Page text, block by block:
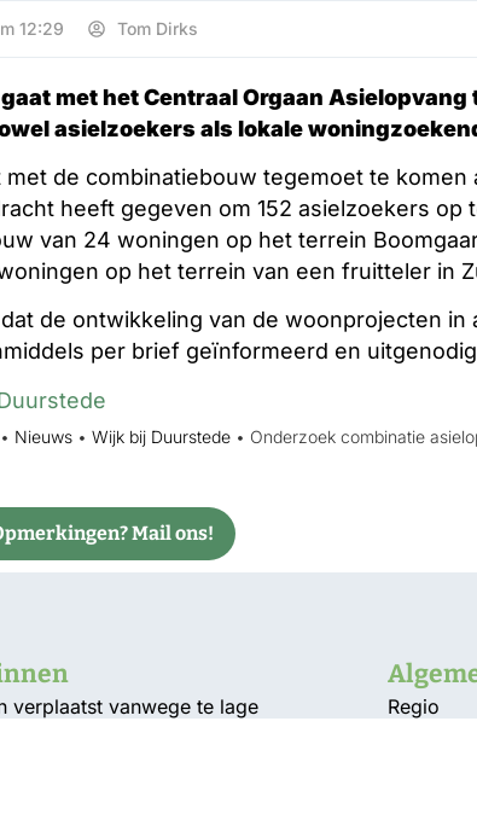
12:29 Tom Dirks
met het Centraal Orgaan Asielopvang
asielzoekers als lokale
de combinatiebouw tegemoet te
heeft gegeven om 152 asielzoekers op
van 24 woningen op het terrein
op het terrein van een fruitteler in
de ontwikkeling van de woonprojecten in
per brief geïnformeerd en
Nieuws• Wijk bij Duurstede• Onderzoek combinatie
Mail ons!
verplaatst vanwege te lage
Regio